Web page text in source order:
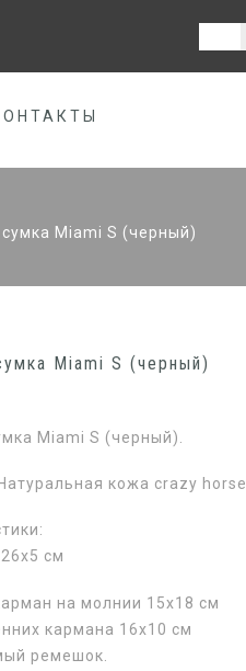
Miami S (черный)
Miami S (черный)
Miami S (черный).
кожа crazy horse
см
на молнии 15х18 см
кармана 16х10 см
ремешок.